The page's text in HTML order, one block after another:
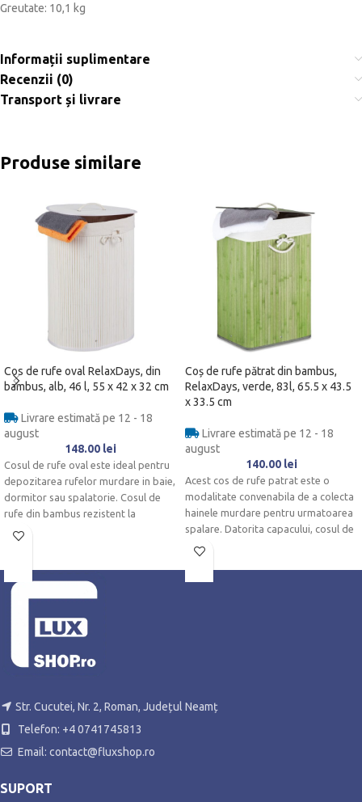
Greutate: 10,1 kg
Informații suplimentare
Recenzii (0)
Transport și livrare
Produse similare
Cos de rufe oval RelaxDays, din
bambus, alb, 46 l, 55 x 42 x 32 cm
Livrare estimată pe 12 - 18
august
148.00 lei
Cosul de rufe oval este ideal pentru
depozitarea rufelor murdare in baie,
dormitor sau spalatorie. Cosul de
rufe din bambus rezistent la
umezeala se imbina intotdeauna
Coș de rufe pătrat din bambus,
RelaxDays, verde, 83l, 65.5 x 43.5
x 33.5 cm
Livrare estimată pe 12 - 18
august
140.00 lei
Acest cos de rufe patrat este o
modalitate convenabila de a colecta
hainele murdare pentru urmatoarea
spalare. Datorita capacului, cosul de
rufe ramane inchis si astfel asigura
Str. Cucutei, Nr. 2, Roman, Județul Neamț
Telefon: +4 0741745813
Email: contact@fluxshop.ro
SUPORT